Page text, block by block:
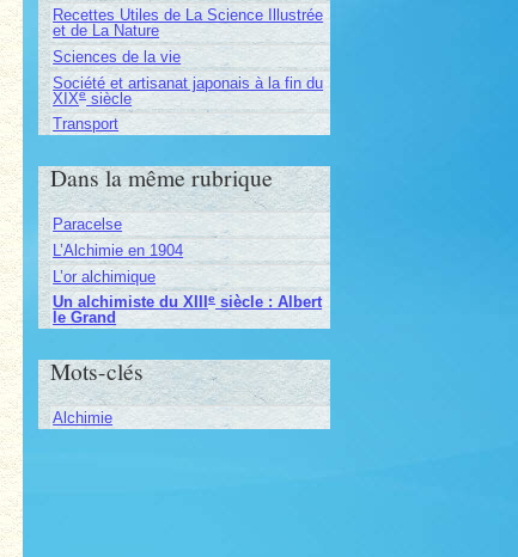
Recettes Utiles de La Science Illustrée
et de La Nature
Sciences de la vie
Société et artisanat japonais à la fin du
XIXe siècle
Transport
Dans la même rubrique
Paracelse
L’Alchimie en 1904
L’or alchimique
Un alchimiste du XIIIe siècle : Albert
le Grand
Mots-clés
Alchimie